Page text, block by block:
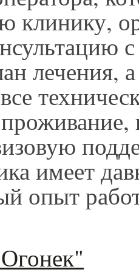
клинику,
лечения,
имеет
опыт